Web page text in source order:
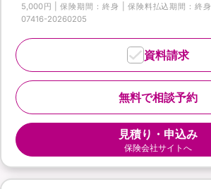
5,000円 | 保険期間：終身 | 保険料払込期間：終
07416-20260205
無料で相談予約
資料請求
見積り・申込み
保険会社サイトへ